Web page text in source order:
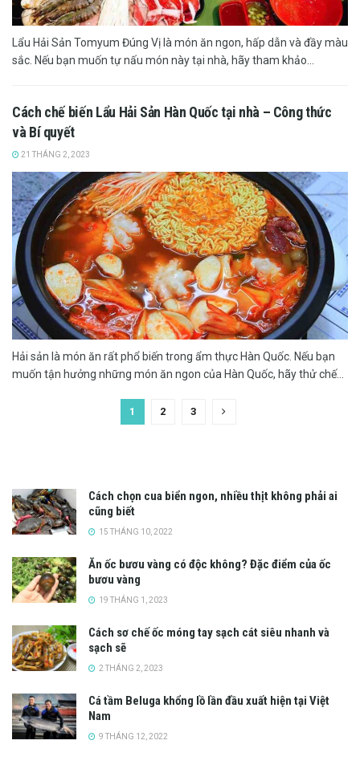
Lẩu Hải Sản Tomyum Đúng Vị là món ăn ngon, hấp dẫn và đầy màu
sắc. Nếu bạn muốn tự nấu món này tại nhà, hãy tham khảo...
Cách chế biến Lẩu Hải Sản Hàn Quốc tại nhà – Công thức
và Bí quyết
21 THÁNG 2, 2023
Hải sản là món ăn rất phổ biến trong ẩm thực Hàn Quốc. Nếu bạn
muốn tận hưởng những món ăn ngon của Hàn Quốc, hãy thử chế...
1 2 3
Cách chọn cua biển ngon, nhiều thịt không phải ai
cũng biết
15 THÁNG 10, 2022
Ăn ốc bươu vàng có độc không? Đặc điểm của ốc
bươu vàng
19 THÁNG 1, 2023
Cách sơ chế ốc móng tay sạch cát siêu nhanh và
sạch sẽ
2 THÁNG 2, 2023
Cá tầm Beluga khổng lồ lần đầu xuất hiện tại Việt
Nam
9 THÁNG 12, 2022